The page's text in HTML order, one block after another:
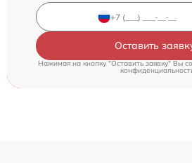
Оставить
Нажимая на кнопку "Оставить заявку" Вы